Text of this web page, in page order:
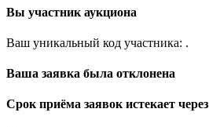
Вы участник аукциона
Ваш уникальный код участника: .
Ваша заявка была отклонена
Срок приёма заявок истекает через